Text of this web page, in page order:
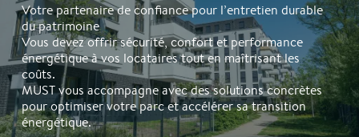
Votre partenaire de confiance pour l’entretien durable
du patrimoine
Vous devez offrir sécurité, confort et performance
énergétique à vos locataires tout en maîtrisant les
coûts.
MUST vous accompagne avec des solutions concrètes
pour optimiser votre parc et accélérer sa transition
énergétique.